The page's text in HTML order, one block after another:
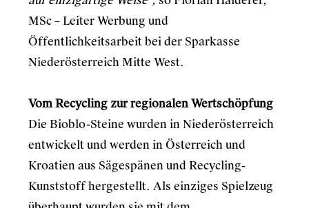
MSc – Leiter Werbung und
Öffentlichkeitsarbeit bei der Sparkasse
Niederösterreich Mitte West.
Vom Recycling zur regionalen Wertschöpfung
Die Bioblo-Steine wurden in Niederösterreich
entwickelt und werden in Österreich und
Kroatien aus Sägespänen und Recycling-
Kunststoff hergestellt. Als einziges Spielzeug